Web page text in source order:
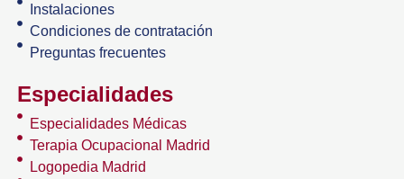
Instalaciones
Condiciones de contratación
Preguntas frecuentes
Especialidades
Especialidades Médicas
Terapia Ocupacional Madrid
Logopedia Madrid